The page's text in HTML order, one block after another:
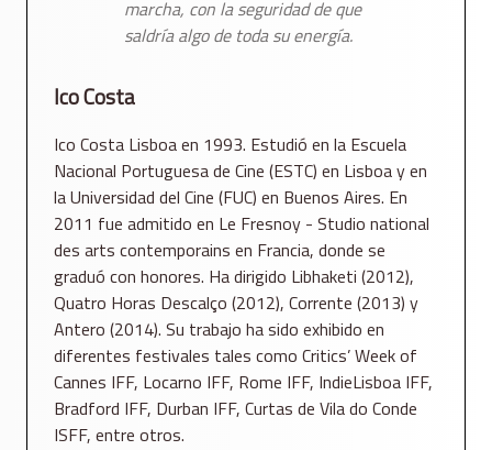
marcha, con la seguridad de que
saldría algo de toda su energía.
Ico Costa
Ico Costa Lisboa en 1993. Estudió en la Escuela
Nacional Portuguesa de Cine (ESTC) en Lisboa y en
la Universidad del Cine (FUC) en Buenos Aires. En
2011 fue admitido en Le Fresnoy - Studio national
des arts contemporains en Francia, donde se
graduó con honores. Ha dirigido Libhaketi (2012),
Quatro Horas Descalço (2012), Corrente (2013) y
Antero (2014). Su trabajo ha sido exhibido en
diferentes festivales tales como Critics’ Week of
Cannes IFF, Locarno IFF, Rome IFF, IndieLisboa IFF,
Bradford IFF, Durban IFF, Curtas de Vila do Conde
ISFF, entre otros.